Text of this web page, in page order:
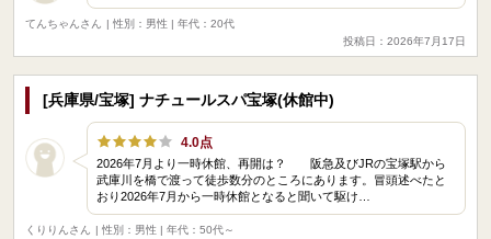
てんちゃんさん
| 性別：男性 | 年代：20代
投稿日：2026年7月17日
[兵庫県/宝塚] ナチュールスパ宝塚(休館中)
4.0点
2026年7月より一時休館、再開は？ 阪急及びJRの宝塚駅から
武庫川を橋で渡って徒歩数分のところにあります。冒頭述べたと
おり2026年7月から一時休館となると聞いて駆け…
くりりんさん
| 性別：男性 | 年代：50代～